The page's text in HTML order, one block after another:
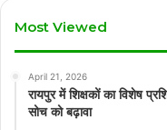
Most Viewed
April 21, 2026
रायपुर में शिक्षकों का विशेष
सोच को बढ़ावा